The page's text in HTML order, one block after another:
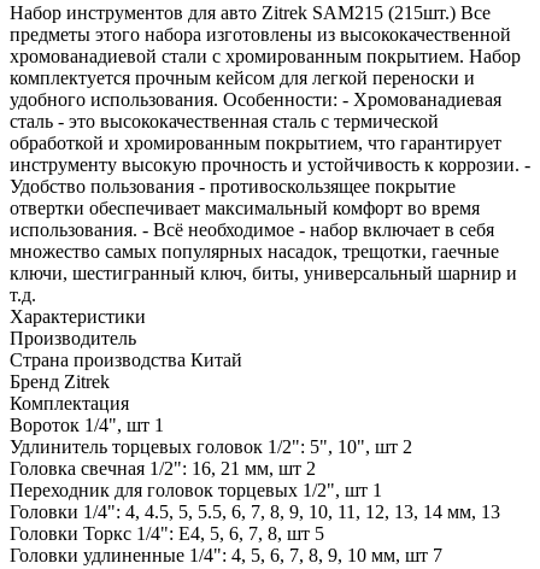
Набор инструментов для авто Zitrek SAM215 (215шт.) Все
предметы этого набора изготовлены из высококачественной
хромованадиевой стали с хромированным покрытием. Набор
комплектуется прочным кейсом для легкой переноски и
удобного использования. Особенности: - Хромованадиевая
сталь - это высококачественная сталь с термической
обработкой и хромированным покрытием, что гарантирует
инструменту высокую прочность и устойчивость к коррозии. -
Удобство пользования - противоскользящее покрытие
отвертки обеспечивает максимальный комфорт во время
использования. - Всё необходимое - набор включает в себя
множество самых популярных насадок, трещотки, гаечные
ключи, шестигранный ключ, биты, универсальный шарнир и
т.д.
Характеристики
Производитель
Страна производства Китай
Бренд Zitrek
Комплектация
Вороток 1/4", шт 1
Удлинитель торцевых головок 1/2": 5", 10", шт 2
Головка свечная 1/2": 16, 21 мм, шт 2
Переходник для головок торцевых 1/2", шт 1
Головки 1/4": 4, 4.5, 5, 5.5, 6, 7, 8, 9, 10, 11, 12, 13, 14 мм, 13
Головки Торкс 1/4": Е4, 5, 6, 7, 8, шт 5
Головки удлиненные 1/4": 4, 5, 6, 7, 8, 9, 10 мм, шт 7